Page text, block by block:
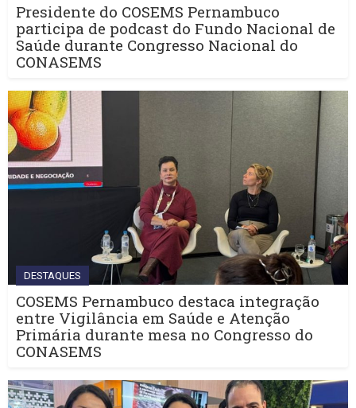
Presidente do COSEMS Pernambuco
participa de podcast do Fundo Nacional de
Saúde durante Congresso Nacional do
CONASEMS
DESTAQUES
COSEMS Pernambuco destaca integração
entre Vigilância em Saúde e Atenção
Primária durante mesa no Congresso do
CONASEMS